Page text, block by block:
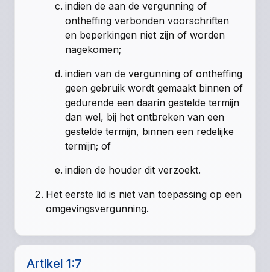
indien de aan de vergunning of
ontheffing verbonden voorschriften
en beperkingen niet zijn of worden
nagekomen;
indien van de vergunning of ontheffing
geen gebruik wordt gemaakt binnen of
gedurende een daarin gestelde termijn
dan wel, bij het ontbreken van een
gestelde termijn, binnen een redelijke
termijn; of
indien de houder dit verzoekt.
Het eerste lid is niet van toepassing op een
omgevingsvergunning.
Artikel 1:7